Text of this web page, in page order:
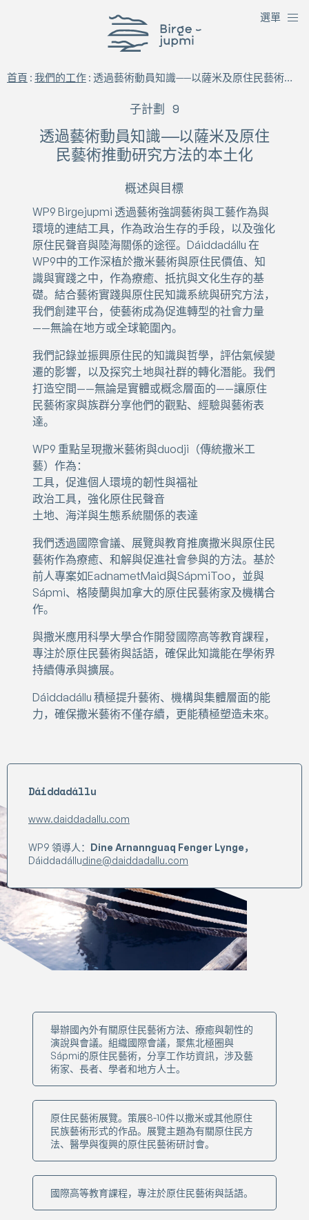
Birgejupmi 選單
首頁 : 我們的工作 : 透過藝術動員知識——以薩米及原住民藝術推動研究方法的本土化
Dáiddadállu
www.daiddadallu.com
WP9 領導人： Dine Arnannguaq Fenger Lynge，
Dáiddadálludine@daiddadallu.com
子計劃 9
透過藝術動員知識——以薩米及原住
民藝術推動研究方法的本土化
概述與目標
WP9 Birgejupmi 透過藝術強調藝術與工藝作為與
環境的連結工具，作為政治生存的手段，以及強化
原住民聲音與陸海關係的途徑。Dáiddadállu 在
WP9中的工作深植於撒米藝術與原住民價值、知
識與實踐之中，作為療癒、抵抗與文化生存的基
礎。結合藝術實踐與原住民知識系統與研究方法，
我們創建平台，使藝術成為促進轉型的社會力量
——無論在地方或全球範圍內。
我們記錄並振興原住民的知識與哲學，評估氣候變
遷的影響，以及探究土地與社群的轉化潛能。我們
打造空間——無論是實體或概念層面的——讓原住
民藝術家與族群分享他們的觀點、經驗與藝術表
達。
WP9 重點呈現撒米藝術與duodji（傳統撒米工
藝）作為：
工具，促進個人環境的韌性與福祉
政治工具，強化原住民聲音
土地、海洋與生態系統關係的表達
我們透過國際會議、展覽與教育推廣撒米與原住民
藝術作為療癒、和解與促進社會參與的方法。基於
前人專案如EadnametMaid與SápmiToo，並與
Sápmi、格陵蘭與加拿大的原住民藝術家及機構合
作。
與撒米應用科學大學合作開發國際高等教育課程，
專注於原住民藝術與話語，確保此知識能在學術界
持續傳承與擴展。
Dáiddadállu 積極提升藝術、機構與集體層面的能
力，確保撒米藝術不僅存續，更能積極塑造未來。
舉辦國內外有關原住民藝術方法、療癒與韌性的
演說與會議。組織國際會議，聚焦北極圈與
Sápmi的原住民藝術，分享工作坊資訊，涉及藝
術家、長者、學者和地方人士。
原住民藝術展覽。策展8-10件以撒米或其他原住
民族藝術形式的作品。展覽主題為有關原住民方
法、醫學與復興的原住民藝術研討會。
國際高等教育課程，專注於原住民藝術與話語。